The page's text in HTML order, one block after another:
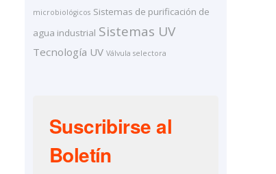
microbiológicos Sistemas de purificación de
agua industrial Sistemas UV
Tecnología UV Válvula selectora
Suscribirse al
Boletín